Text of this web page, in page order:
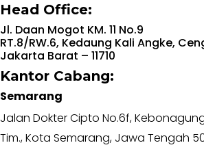
Head Office:
Jl. Daan Mogot KM. 11 No.9
RT.8/RW.6, Kedaung Kali Angke,
Jakarta Barat – 11710
Kantor Cabang:
Semarang
Jalan Dokter Cipto No.6f,
Tim., Kota Semarang, Jawa Tengah